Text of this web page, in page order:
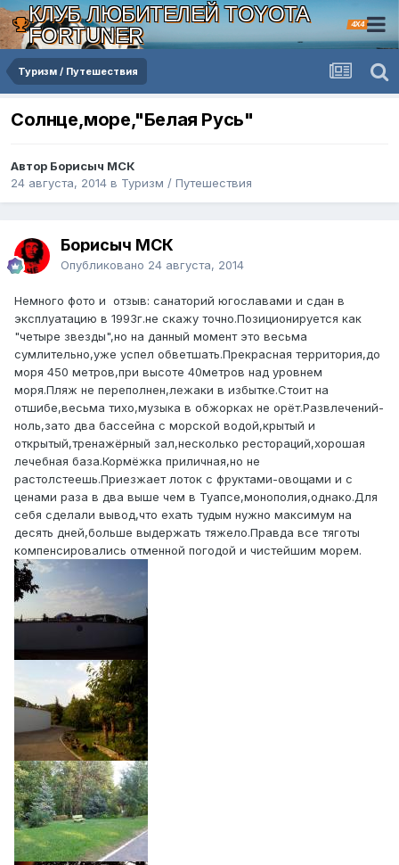
КЛУБ ЛЮБИТЕЛЕЙ TOYOTA
FORTUNER
4X4
Туризм / Путешествия
Солнце,море,"Белая Русь"
Автор Борисыч МСК
24 августа, 2014 в Туризм / Путешествия
Борисыч МСК
Опубликовано 24 августа, 2014
Немного фото и отзыв: санаторий югославами и сдан в
эксплуатацию в 1993г.не скажу точно.Позиционируется как
"четыре звезды",но на данный момент это весьма
сумлительно,уже успел обветшать.Прекрасная территория,до
моря 450 метров,при высоте 40метров над уровнем
моря.Пляж не переполнен,лежаки в избытке.Стоит на
отшибе,весьма тихо,музыка в обжорках не орёт.Развлечений-
ноль,зато два бассейна с морской водой,крытый и
открытый,тренажёрный зал,несколько рестораций,хорошая
лечебная база.Кормёжка приличная,но не
растолстеешь.Приезжает лоток с фруктами-овощами и с
ценами раза в два выше чем в Туапсе,монополия,однако.Для
себя сделали вывод,что ехать тудым нужно максимум на
десять дней,больше выдержать тяжело.Правда все тяготы
компенсировались отменной погодой и чистейшим морем.